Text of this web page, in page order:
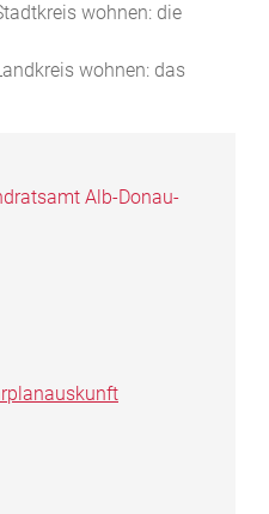
wohnen: die
wohnen: das
Alb-Donau-